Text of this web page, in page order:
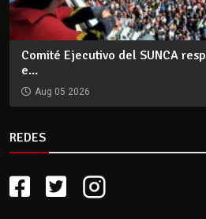
Comité Ejecutivo del SUNCA
e...
Aug 05 2026
REDES